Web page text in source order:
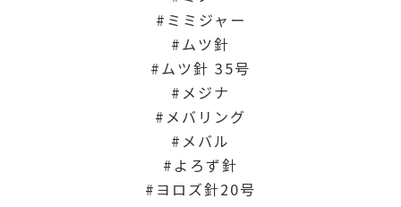
ミミジャー
ムツ針
ムツ針 35号
メジナ
メバリング
メバル
よろず針
ヨロズ針20号